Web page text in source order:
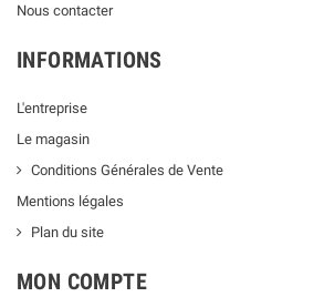
Nous contacter
INFORMATIONS
L'entreprise
Le magasin
Conditions Générales de Vente
Mentions légales
Plan du site
MON COMPTE